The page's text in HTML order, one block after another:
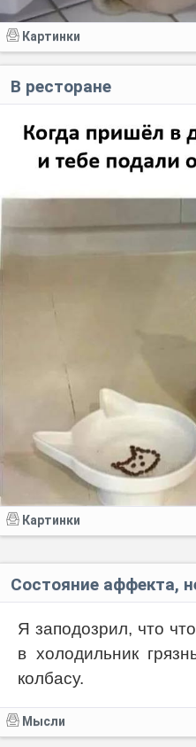
Картинки
В ресторане
Картинки
Состояние аффекта,
Я заподозрил, что
в холодильник
колбасу.
Мысли